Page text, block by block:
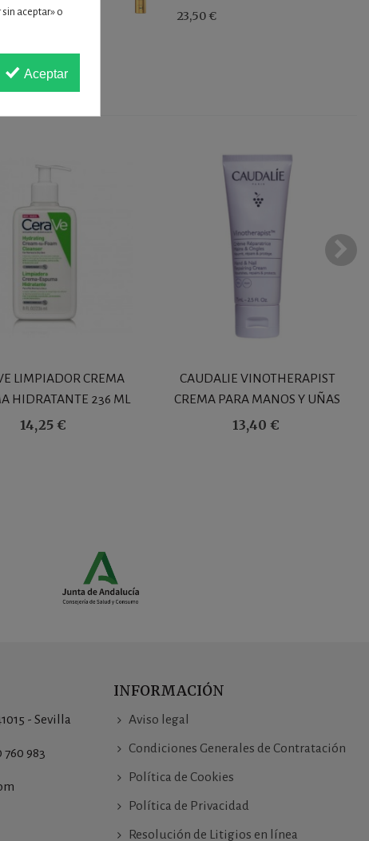
23,50 €
LIMPIADOR CREMA
HIDRATANTE 236 ML
14,25 €
CAUDALIE VINOTHERAPIST
CREMA PARA MANOS Y UÑAS
75ML
13,40 €
- Sevilla
760 983
INFORMACIÓN
Aviso legal
Condiciones Generales de Contratación
Política de Cookies
Política de Privacidad
Resolución de Litigios en línea
aceptar» o
Aceptar